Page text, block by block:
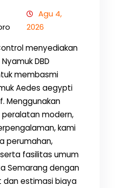
Agu 4,
2026
menyediakan
DBD
membasmi
Aedes aegypti
Menggunakan
modern,
kami
perumahan,
fasilitas umum
Semarang dengan
dan estimasi biaya